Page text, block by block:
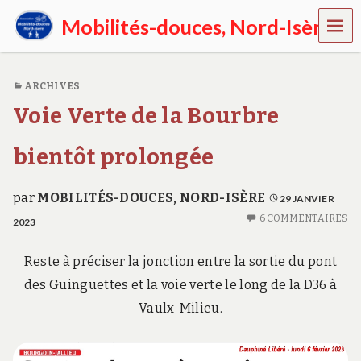
Mobilités-douces, Nord-Isère
E
N
r
-
I
è
p
o
v
MEN
U
ARCHIVES
Voie Verte de la Bourbre
bientôt prolongée
par MOBILITÉS-DOUCES, NORD-ISÈRE
29 JANVIER
2023
6 COMMENTAIRES
Reste à préciser la jonction entre la sortie du pont
des Guinguettes et la voie verte le long de la D36 à
Vaulx-Milieu.